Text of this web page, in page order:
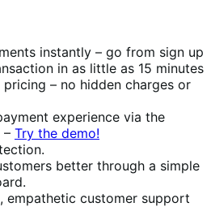
instantly – go from sign up
in as little as 15 minutes
– no hidden charges or
experience via the
– Try the demo!
better through a simple
empathetic customer support